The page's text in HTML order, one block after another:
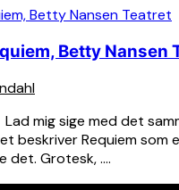
Betty Nansen
mig sige med det
beskriver Requiem som
det. Grotesk, ….